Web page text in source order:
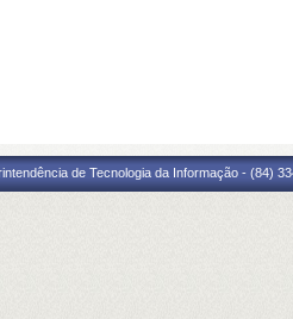
de Tecnologia da Informação - (84)